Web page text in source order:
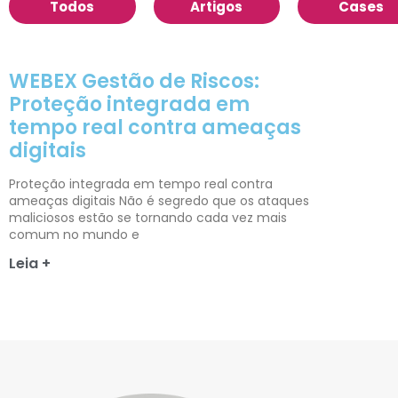
Todos Artigos Cases
WEBEX Gestão de Riscos:
Proteção integrada em
tempo real contra ameaças
digitais
Proteção integrada em tempo real contra
ameaças digitais Não é segredo que os ataques
maliciosos estão se tornando cada vez mais
comum no mundo e
Leia +